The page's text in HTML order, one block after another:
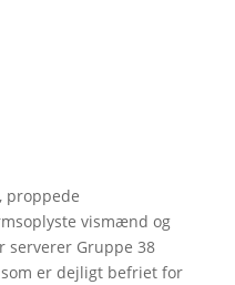
proppede
vismænd og
serverer Gruppe 38
er dejligt befriet for